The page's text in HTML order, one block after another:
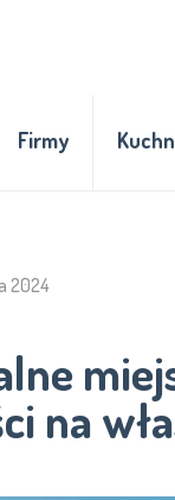
Firmy
2024
na